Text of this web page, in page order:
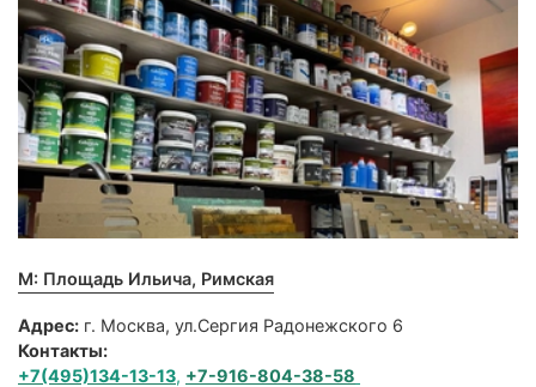
М: Площадь Ильича, Римская
Адрес: г. Москва, ул.Сергия Радонежского 6
Контакты:
+7(495)134-13-13, +7-916-804-38-58